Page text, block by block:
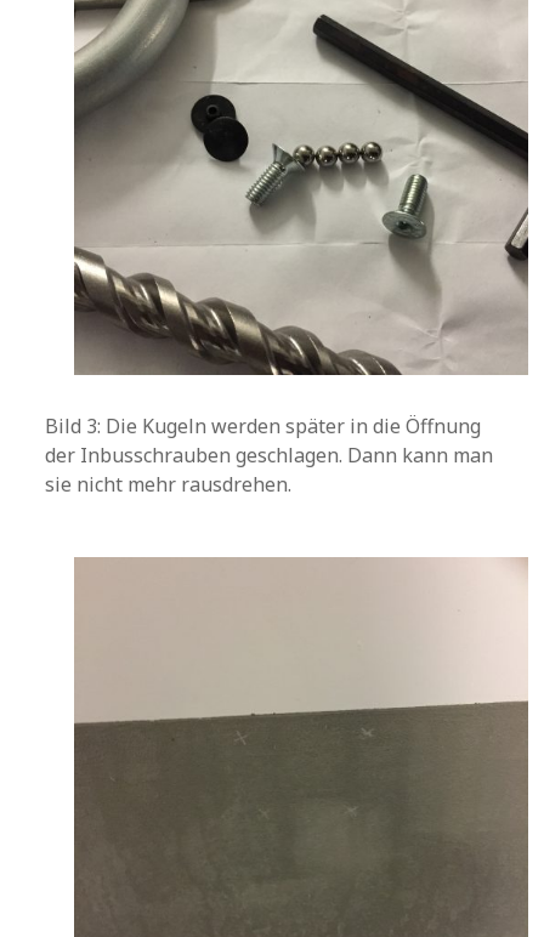
Bild 3: Die Kugeln werden später in die Öffnung
der Inbusschrauben geschlagen. Dann kann man
sie nicht mehr rausdrehen.